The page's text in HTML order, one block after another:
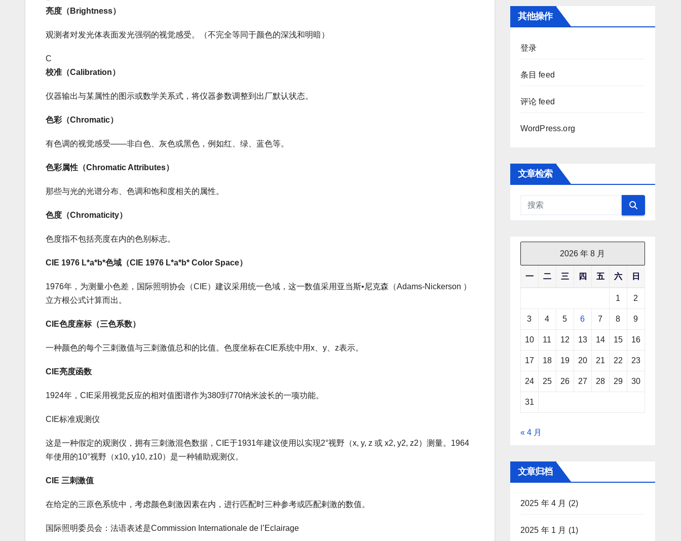
亮度（Brightness）
观测者对发光体表面发光强弱的视觉感受。（不完全等同于颜色的深浅和明暗）
C
校准（Calibration）
仪器输出与某属性的图示或数学关系式，将仪器参数调整到出厂默认状态。
色彩（Chromatic）
有色调的视觉感受——非白色、灰色或黑色，例如红、绿、蓝色等。
色彩属性（Chromatic Attributes）
那些与光的光谱分布、色调和饱和度相关的属性。
色度（Chromaticity）
色度指不包括亮度在内的色别标志。
CIE 1976 L*a*b*色域（CIE 1976 L*a*b* Color Space）
1976年，为测量小色差，国际照明协会（CIE）建议采用统一色域，这一数值采用亚当斯•尼克森（Adams-Nickerson ）
立方根公式计算而出。
CIE色度座标（三色系数）
一种颜色的每个三刺激值与三刺激值总和的比值。色度坐标在CIE系统中用x、y、z表示。
CIE亮度函数
1924年，CIE采用视觉反应的相对值图谱作为380到770纳米波长的一项功能。
CIE标准观测仪
这是一种假定的观测仪，拥有三刺激混色数据，CIE于1931年建议使用以实现2°视野（x, y, z 或 x2, y2, z2）测量。1964
年使用的10°视野（x10, y10, z10）是一种辅助观测仪。
CIE 三刺激值
在给定的三原色系统中，考虑颜色刺激因素在内，进行匹配时三种参考或匹配剌激的数值。
国际照明委员会：法语表述是Commission Internationale de l’Eclairage
其他操作
登录
条目 feed
评论 feed
WordPress.org
文章检索
2026 年 8 月
一 二 三 四 五 六 日
1 2
3 4 5 6 7 8 9
10 11 12 13 14 15 16
17 18 19 20 21 22 23
24 25 26 27 28 29 30
31
« 4 月
文章归档
2025 年 4 月 (2)
2025 年 1 月 (1)